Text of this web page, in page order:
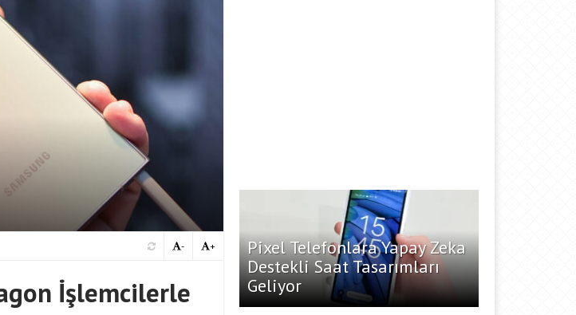
+
-
İşlemcilerle
Pixel Telefonlara Yapay Zeka
Destekli Saat Tasarımları
Geliyor